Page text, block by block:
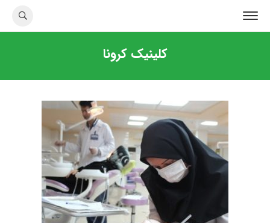
کلینیک کرونا